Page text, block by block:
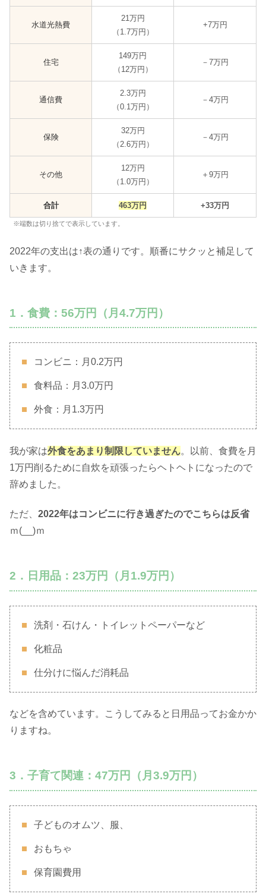
水道光熱費
21万円
（1.7万円）
+7万円
住宅
149万円
（12万円）
－7万円
通信費
2.3万円
（0.1万円）
－4万円
保険
32万円
（2.6万円）
－4万円
その他
12万円
（1.0万円）
＋9万円
合計 463万円 +33万円
※端数は切り捨てで表示しています。
2022年の支出は↑表の通りです。順番にサクッと補足して
いきます。
1．食費：56万円（月4.7万円）
コンビニ：月0.2万円
食料品：月3.0万円
外食：月1.3万円
我が家は外食をあまり制限していません。以前、食費を月
1万円削るために自炊を頑張ったらヘトヘトになったので
辞めました。
ただ、 2022年はコンビニに行き過ぎたのでこちらは反省
ｍ(__)ｍ
2．日用品：23万円（月1.9万円）
洗剤・石けん・トイレットペーパーなど
化粧品
仕分けに悩んだ消耗品
などを含めています。こうしてみると日用品ってお金かか
りますね。
3．子育て関連：47万円（月3.9万円）
子どものオムツ、服、
おもちゃ
保育園費用